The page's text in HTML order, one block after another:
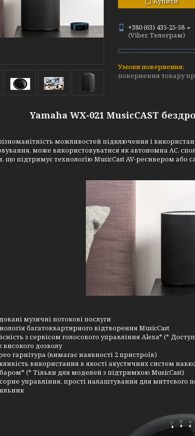
+380 (63) 435-25-58
(Viber, Телеграм)
повернення товару
Yamaha WX-021 MusicCAST
можливостей підключення і
може використовуватися як автономна АС,
що підтримує технологію MusicCast AV-ресивером або
музичні потокові послуги
багатоквартирного відтворення MusicCast
з сервісом голосового управління Alexa* (*
високого дозволу
гарнітура (вимагає наявності 2 пристроїв)
використання в якості акустичних систем
(* Тільки для моделей з підтримкою MusicCast)
управління, прості налаштування для миттєвого